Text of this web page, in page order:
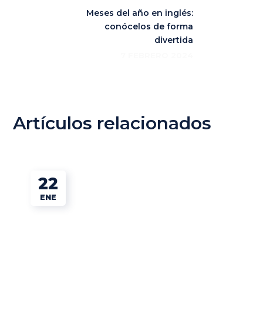
Meses del año en inglés:
conócelos de forma
divertida
Artículos relacionados
22
ENE